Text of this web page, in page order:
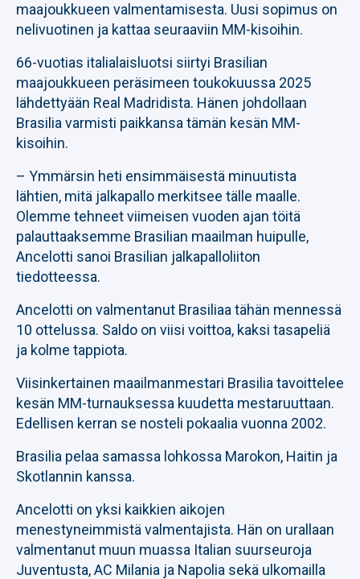
maajoukkueen valmentamisesta. Uusi sopimus on
nelivuotinen ja kattaa seuraaviin MM-kisoihin.
66-vuotias italialaisluotsi siirtyi Brasilian
maajoukkueen peräsimeen toukokuussa 2025
lähdettyään Real Madridista. Hänen johdollaan
Brasilia varmisti paikkansa tämän kesän MM-
kisoihin.
– Ymmärsin heti ensimmäisestä minuutista
lähtien, mitä jalkapallo merkitsee tälle maalle.
Olemme tehneet viimeisen vuoden ajan töitä
palauttaaksemme Brasilian maailman huipulle,
Ancelotti sanoi Brasilian jalkapalloliiton
tiedotteessa.
Ancelotti on valmentanut Brasiliaa tähän mennessä
10 ottelussa. Saldo on viisi voittoa, kaksi tasapeliä
ja kolme tappiota.
Viisinkertainen maailmanmestari Brasilia tavoittelee
kesän MM-turnauksessa kuudetta mestaruuttaan.
Edellisen kerran se nosteli pokaalia vuonna 2002.
Brasilia pelaa samassa lohkossa Marokon, Haitin ja
Skotlannin kanssa.
Ancelotti on yksi kaikkien aikojen
menestyneimmistä valmentajista. Hän on urallaan
valmentanut muun muassa Italian suurseuroja
Juventusta, AC Milania ja Napolia sekä ulkomailla